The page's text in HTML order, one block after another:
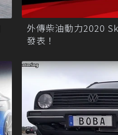
外傳柴油動力2020
發表！